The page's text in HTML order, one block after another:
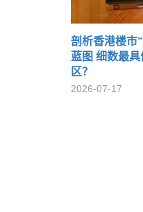
剖析香港楼市
蓝图 细数最
区？
2026-07-17